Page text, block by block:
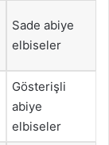
Sade abiye
elbiseler
Gösterişli
abiye
elbiseler